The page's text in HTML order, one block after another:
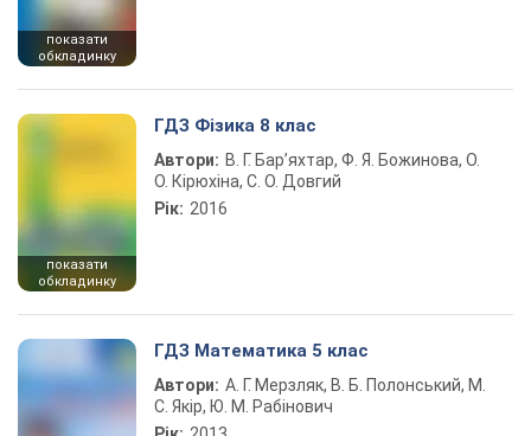
показати
обкладинку
показати
обкладинку
ГДЗ Фізика 8 клас
Автори: В. Г. Бар’яхтар, Ф. Я. Божинова, О.
О. Кірюхіна, С. О. Довгий
Рік: 2016
ГДЗ Математика 5 клас
Автори: А. Г. Мерзляк, В. Б. Полонський, М.
С. Якір, Ю. М. Рабінович